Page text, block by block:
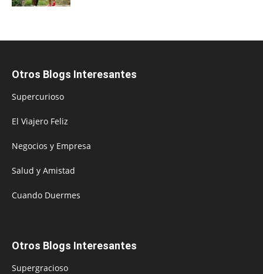
Otros Blogs Interesantes
Supercurioso
El Viajero Feliz
Negocios y Empresa
Salud y Amistad
Cuando Duermes
Otros Blogs Interesantes
Supergracioso